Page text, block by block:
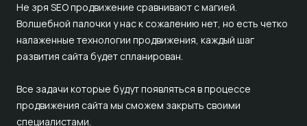
Не зря SEO продвижение сравнивают с магией.
Волшебной палочки у нас к сожалению нет, но есть четко
налаженные технологии продвижения, каждый шаг
развития сайта будет спланирован.
Все задачи которые будут появляться в процессе
продвижения сайта мы сможем закрыть своими
специалистами.